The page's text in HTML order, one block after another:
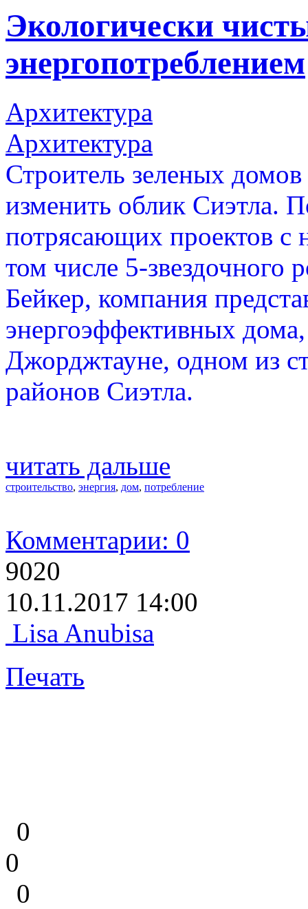
Экологически
энергопотреблением
Архитектура
Архитектура
Строитель зеленых
изменить облик Сиэтла.
потрясающих проектов с
том числе 5-
Бейкер, компания
энергоэффективных
Джорджтауне, одном из
районов Сиэтла.
читать дальше
строительство, энергия, дом, потребление
Комментарии: 0
9020
10.11.2017 14:00
Lisa Anubisa
Печать
0
0
0